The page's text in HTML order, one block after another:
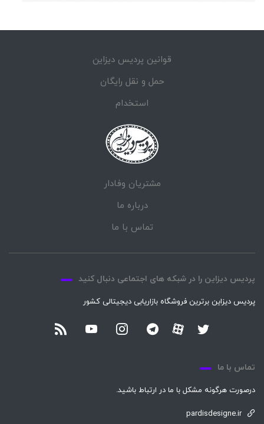
قوانین پردیس دیزاین
حمل و نقل رایگان
استخدام
مشتریان وفادار
درباره ما
تماس با ما
پردیس دیزاین را در شبکه های اجتماعی دنبال کنید
پردیس دیزاین برترین فروشگاه بازاریابی دیجیتالی کشور
تماس با ما
درصورت هرگونه مشکل با ما در ارتباط باشید.
pardisdesigne.ir